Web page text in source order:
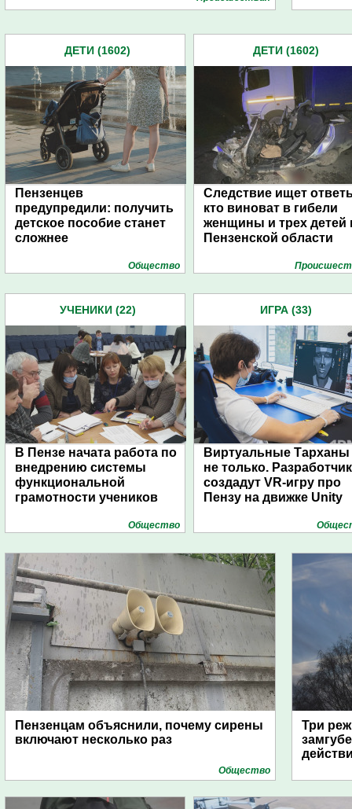
ДЕТИ (1602)
Пензенцев
предупредили: получить
детское пособие станет
сложнее
Общество
ДЕТИ (1602)
Следствие ищет
кто виноват в гибели
женщины и трех детей
Пензенской области
УЧЕНИКИ (22)
В Пензе начата работа по
внедрению системы
функциональной
грамотности учеников
Общество
ИГРА (33)
Виртуальные Тарханы
не только.
создадут VR-игру про
Пензу на движке Unity
Пензенцам объяснили, почему сирены
включают несколько раз
Общество
Три